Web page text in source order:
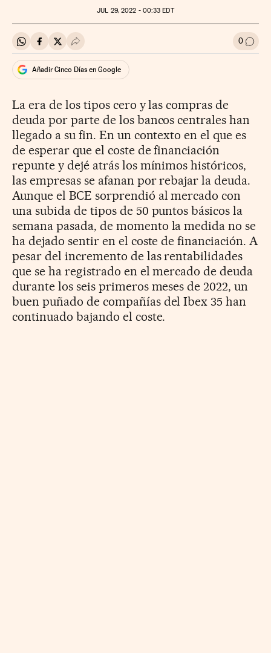
JUL 29, 2022 - 00:33 EDT
Compartir en Whatsapp
Compartir en Facebook
Compartir en Twitter
Desplegar Redes Sociales 0 Ir a
Añadir Cinco Días en Google
La era de los tipos cero y las compras de
deuda por parte de los bancos centrales han
llegado a su fin. En un contexto en el que es
de esperar que el coste de financiación
repunte y dejé atrás los mínimos históricos,
las empresas se afanan por rebajar la deuda.
Aunque el BCE sorprendió al mercado con
una subida de tipos de 50 puntos básicos la
semana pasada, de momento la medida no se
ha dejado sentir en el coste de financiación. A
pesar del incremento de las rentabilidades
que se ha registrado en el mercado de deuda
durante los seis primeros meses de 2022, un
buen puñado de compañías del Ibex 35 han
continuado bajando el coste.